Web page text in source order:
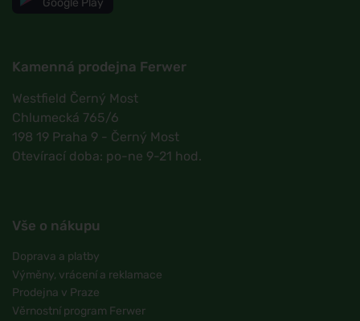
Google Play
Kamenná prodejna Ferwer
Westfield Černý Most
Chlumecká 765/6
198 19 Praha 9 - Černý Most
Otevírací doba: po-ne 9-21 hod.
Vše o nákupu
Doprava a platby
Výměny, vrácení a reklamace
Prodejna v Praze
Věrnostní program Ferwer